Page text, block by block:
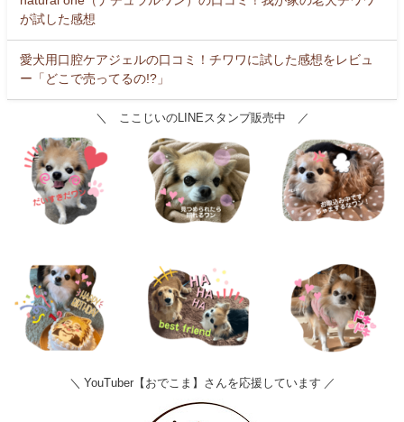
が試した感想
愛犬用口腔ケアジェルの口コミ！チワワに試した感想をレビュ
ー「どこで売ってるの!?」
＼ ここじいのLINEスタンプ販売中 ／
＼ YouTuber【おでこま】さんを応援しています ／